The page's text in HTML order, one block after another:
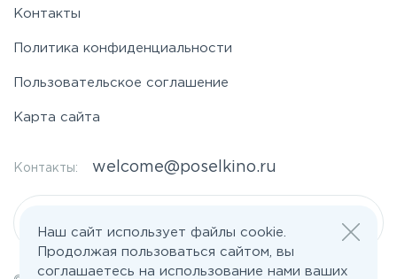
Контакты
Политика конфиденциальности
Пользовательское соглашение
Карта сайта
Контакты: welcome@poselkino.ru
Наш сайт использует файлы cookie.
Продолжая пользоваться сайтом, вы
соглашаетесь на использование нами ваших